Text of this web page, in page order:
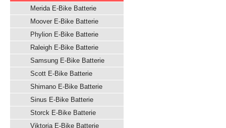
Merida E-Bike Batterie
Moover E-Bike Batterie
Phylion E-Bike Batterie
Raleigh E-Bike Batterie
Samsung E-Bike Batterie
Scott E-Bike Batterie
Shimano E-Bike Batterie
Sinus E-Bike Batterie
Storck E-Bike Batterie
Viktoria E-Bike Batterie